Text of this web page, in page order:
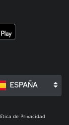
ESPAÑA
de Privacidad